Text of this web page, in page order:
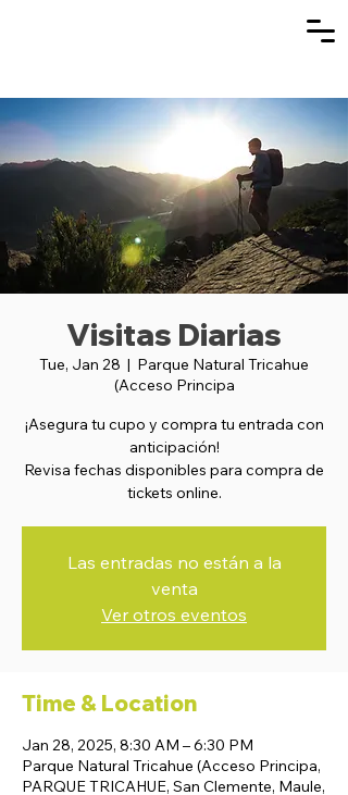
Visitas Diarias
Tue, Jan 28
  |
Parque Natural Tricahue
(Acceso Principa
¡Asegura tu cupo y compra tu entrada con
anticipación!
Revisa fechas disponibles para compra de
tickets online.
Las entradas no están a la
venta
Ver otros eventos
Time & Location
Jan 28, 2025, 8:30 AM – 6:30 PM
Parque Natural Tricahue (Acceso Principa,
PARQUE TRICAHUE, San Clemente, Maule,